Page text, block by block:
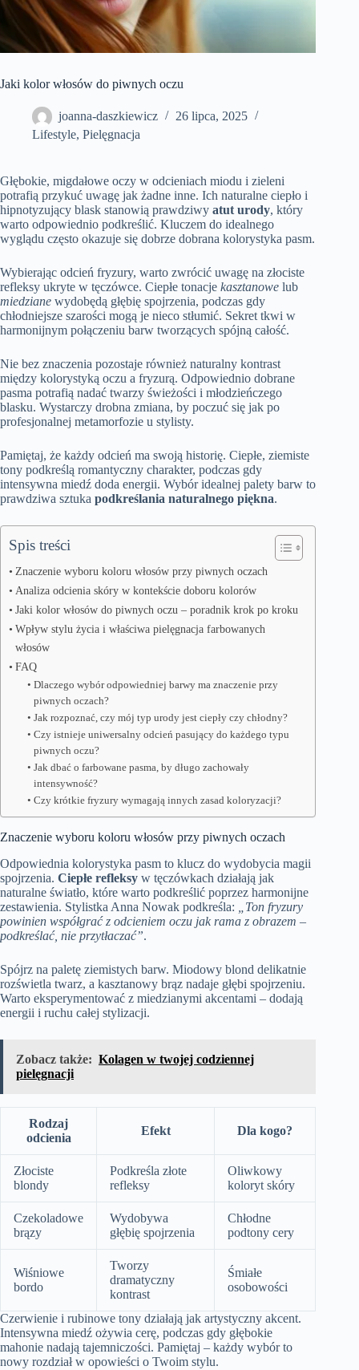
Jaki kolor włosów do piwnych oczu
joanna-daszkiewicz
26 lipca, 2025
Lifestyle, Pielęgnacja
Głębokie, migdałowe oczy w odcieniach miodu i zieleni
potrafią przykuć uwagę jak żadne inne. Ich naturalne ciepło i
hipnotyzujący blask stanowią prawdziwy atut urody, który
warto odpowiednio podkreślić. Kluczem do idealnego
wyglądu często okazuje się dobrze dobrana kolorystyka pasm.
Wybierając odcień fryzury, warto zwrócić uwagę na złociste
refleksy ukryte w tęczówce. Ciepłe tonacje kasztanowe lub
miedziane wydobędą głębię spojrzenia, podczas gdy
chłodniejsze szarości mogą je nieco stłumić. Sekret tkwi w
harmonijnym połączeniu barw tworzących spójną całość.
Nie bez znaczenia pozostaje również naturalny kontrast
między kolorystyką oczu a fryzurą. Odpowiednio dobrane
pasma potrafią nadać twarzy świeżości i młodzieńczego
blasku. Wystarczy drobna zmiana, by poczuć się jak po
profesjonalnej metamorfozie u stylisty.
Pamiętaj, że każdy odcień ma swoją historię. Ciepłe, ziemiste
tony podkreślą romantyczny charakter, podczas gdy
intensywna miedź doda energii. Wybór idealnej palety barw to
prawdziwa sztuka podkreślania naturalnego piękna.
Spis treści
Znaczenie wyboru koloru włosów przy piwnych oczach
Analiza odcienia skóry w kontekście doboru kolorów
Jaki kolor włosów do piwnych oczu – poradnik krok po kroku
Wpływ stylu życia i właściwa pielęgnacja farbowanych
włosów
FAQ
Dlaczego wybór odpowiedniej barwy ma znaczenie przy
piwnych oczach?
Jak rozpoznać, czy mój typ urody jest ciepły czy chłodny?
Czy istnieje uniwersalny odcień pasujący do każdego typu
piwnych oczu?
Jak dbać o farbowane pasma, by długo zachowały
intensywność?
Czy krótkie fryzury wymagają innych zasad koloryzacji?
Znaczenie wyboru koloru włosów przy piwnych oczach
Odpowiednia kolorystyka pasm to klucz do wydobycia magii
spojrzenia. Ciepłe refleksy w tęczówkach działają jak
naturalne światło, które warto podkreślić poprzez harmonijne
zestawienia. Stylistka Anna Nowak podkreśla:
„Ton fryzury
powinien współgrać z odcieniem oczu jak rama z obrazem –
podkreślać, nie przytłaczać”.
Spójrz na paletę ziemistych barw. Miodowy blond delikatnie
rozświetla twarz, a kasztanowy brąz nadaje głębi spojrzeniu.
Warto eksperymentować z miedzianymi akcentami – dodają
energii i ruchu całej stylizacji.
Zobacz także: Kolagen w twojej codziennej
pielęgnacji
Rodzaj
odcienia
Efekt Dla kogo?
Złociste
blondy
Podkreśla złote
refleksy
Oliwkowy
koloryt skóry
Czekoladowe
brązy
Wydobywa
głębię spojrzenia
Chłodne
podtony cery
Wiśniowe
bordo
Tworzy
dramatyczny
kontrast
Śmiałe
osobowości
Czerwienie i rubinowe tony działają jak artystyczny akcent.
Intensywna miedź ożywia cerę, podczas gdy głębokie
mahonie nadają tajemniczości. Pamiętaj – każdy wybór to
nowy rozdział w opowieści o Twoim stylu.